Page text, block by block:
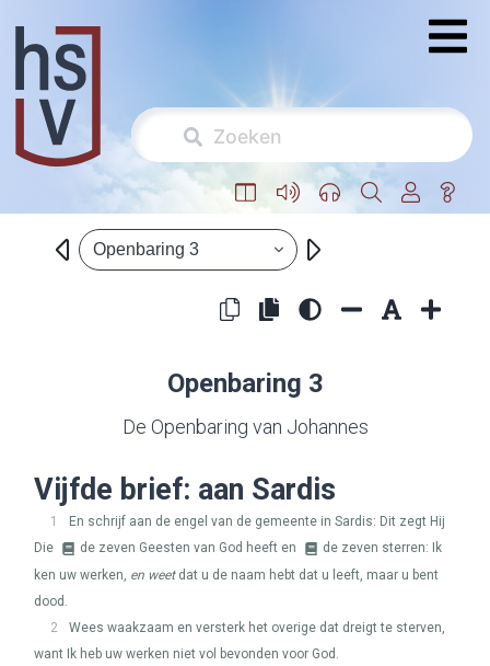
Openbaring 3
Openbaring 3
De Openbaring van Johannes
Vijfde brief: aan Sardis
1
En schrijf aan de engel van de gemeente in Sardis: Dit zegt Hij
Die
de zeven Geesten van God heeft en
de zeven sterren: Ik
ken uw werken, en weetdat u de naam hebt dat u leeft, maar u bent
dood.
2
Wees waakzaam en versterk het overige dat dreigt te sterven,
want Ik heb uw werken niet vol bevonden voor God.